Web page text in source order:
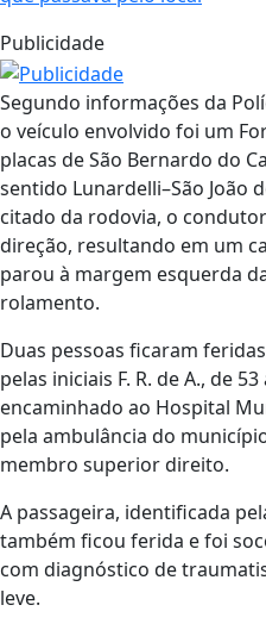
Publicidade
Segundo informações da
o veículo envolvido foi um
placas de São Bernardo do
sentido Lunardelli–São João
citado da rodovia, o
direção, resultando em um
parou à margem esquerda
rolamento.
Duas pessoas ficaram
pelas iniciais F. R. de A., de
encaminhado ao Hospital
pela ambulância do
membro superior direito.
A passageira, identificada
também ficou ferida e foi
com diagnóstico de
leve.